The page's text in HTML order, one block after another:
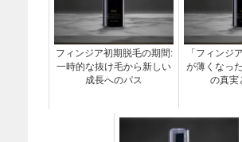
フィンジア初期脱毛の期間:
一時的な抜け毛から新しい
成長へのパス
「フィンジ
が薄くなっ
の真実